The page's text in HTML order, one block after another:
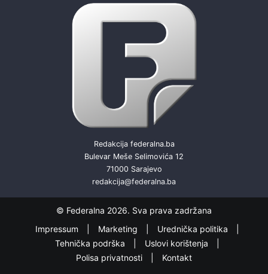
Redakcija federalna.ba
Bulevar Meše Selimovića 12
71000 Sarajevo
redakcija@federalna.ba
© Federalna 2026. Sva prava zadržana
Impressum
Marketing
Urednička politika
Tehnička podrška
Uslovi korištenja
Polisa privatnosti
Kontakt